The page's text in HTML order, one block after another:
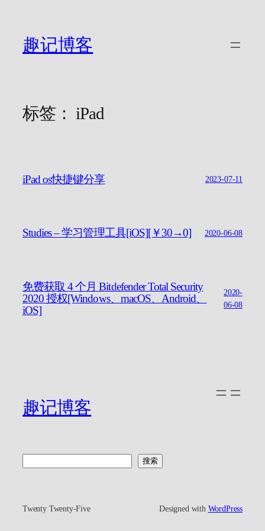
趣记博客
标签： iPad
iPad os快捷键分享 2023-07-11
Studies – 学习管理工具[iOS][￥30→0] 2020-06-08
免费获取 4 个月 Bitdefender Total Security
2020 授权[Windows、macOS、Android、
iOS]
2020-
06-08
趣记博客
搜索
Twenty Twenty-Five Designed with WordPress